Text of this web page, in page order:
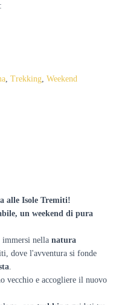
Trekking Weekend
alle Isole Tremiti!
un weekend di pura
nella natura
dove l'avventura si fonde
vecchio e accogliere il nuovo